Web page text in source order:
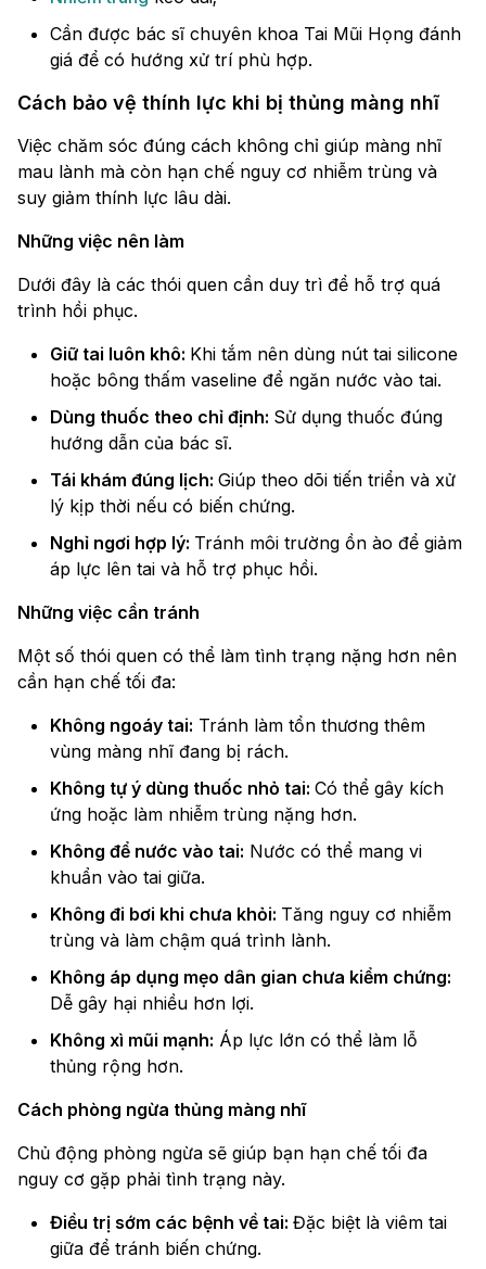
Cần được bác sĩ chuyên khoa Tai Mũi Họng đánh
giá để có hướng xử trí phù hợp.
Cách bảo vệ thính lực khi bị thủng màng nhĩ
Việc chăm sóc đúng cách không chỉ giúp màng nhĩ
mau lành mà còn hạn chế nguy cơ nhiễm trùng và
suy giảm thính lực lâu dài.
Những việc nên làm
Dưới đây là các thói quen cần duy trì để hỗ trợ quá
trình hồi phục.
Giữ tai luôn khô: Khi tắm nên dùng nút tai silicone
hoặc bông thấm vaseline để ngăn nước vào tai.
Dùng thuốc theo chỉ định: Sử dụng thuốc đúng
hướng dẫn của bác sĩ.
Tái khám đúng lịch: Giúp theo dõi tiến triển và xử
lý kịp thời nếu có biến chứng.
Nghỉ ngơi hợp lý: Tránh môi trường ồn ào để giảm
áp lực lên tai và hỗ trợ phục hồi.
Những việc cần tránh
Một số thói quen có thể làm tình trạng nặng hơn nên
cần hạn chế tối đa:
Không ngoáy tai: Tránh làm tổn thương thêm
vùng màng nhĩ đang bị rách.
Không tự ý dùng thuốc nhỏ tai: Có thể gây kích
ứng hoặc làm nhiễm trùng nặng hơn.
Không để nước vào tai: Nước có thể mang vi
khuẩn vào tai giữa.
Không đi bơi khi chưa khỏi: Tăng nguy cơ nhiễm
trùng và làm chậm quá trình lành.
Không áp dụng mẹo dân gian chưa kiểm chứng:
Dễ gây hại nhiều hơn lợi.
Không xì mũi mạnh: Áp lực lớn có thể làm lỗ
thủng rộng hơn.
Cách phòng ngừa thủng màng nhĩ
Chủ động phòng ngừa sẽ giúp bạn hạn chế tối đa
nguy cơ gặp phải tình trạng này.
Điều trị sớm các bệnh về tai: Đặc biệt là viêm tai
giữa để tránh biến chứng.